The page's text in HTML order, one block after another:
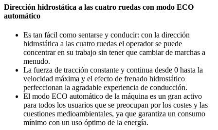
Dirección hidrostática a las cuatro ruedas con modo ECO
automático
Es tan fácil como sentarse y conducir: con la dirección
hidrostática a las cuatro ruedas el operador se puede
concentrar en su trabajo sin tener que cambiar de marchas a
menudo.
La fuerza de tracción constante y continua desde 0 hasta la
velocidad máxima y el efecto de frenado hidrostático
perfeccionan la agradable experiencia de conducción.
El modo ECO automático de la máquina es un gran activo
para todos los usuarios que se preocupan por los costes y las
cuestiones medioambientales, ya que garantiza un consumo
mínimo con un uso óptimo de la energía.